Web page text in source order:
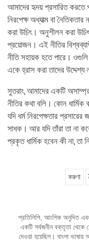
আমাদের হৃদয় প্রসারিত করতে
নিরপেক্ষ অধ্যাত্ম বা
করা উচিৎ। অনুশীলন করা
প্রয়োজন। এই নীতির
নীতি সহায়ক হতে পারে।
একে হ্রাস করা তাদের উদ্দেশ্য
সুতরাং, আমাদের একটি
নীতির কথা বলি। কোন ধার্মিক
যদি ধর্ম নিরপেক্ষতার
সাধক। আর যদি তাঁরা তা না
প্রকৃত ধার্মিক হবেন কী না, তা
করুণা
প্রতিলিপি, আংশিক অনুদিত এবং
একটি সর্বজনীন বক্তৃতা থেকে
দেওয়া হয়েছিল। বাংলা ভাষায়